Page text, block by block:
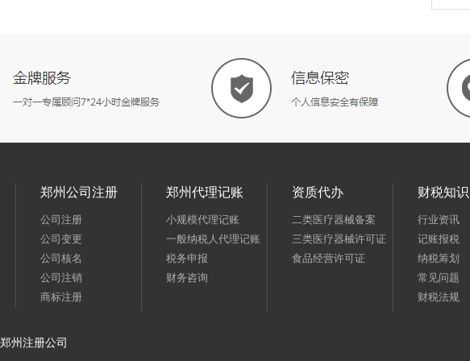
郑州公司注册
公司注册
公司变更
公司核名
公司注销
商标注册
郑州代理记账
小规模代理记账
一般纳税人代理记账
税务申报
财务咨询
资质代办
二类医疗器械备案
三类医疗器械许可证
食品经营许可证
财税知识
行业资讯
记账报税
纳税筹划
常见问题
财税法规
郑州注册公司